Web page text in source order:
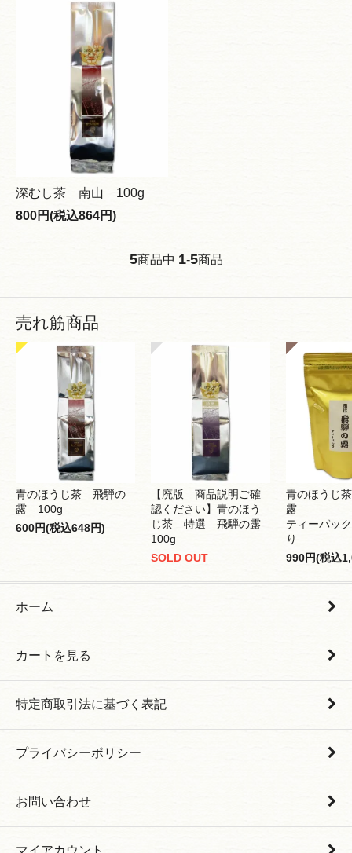
深むし茶 南山 100g
800円(税込864円)
5商品中 1-5商品
売れ筋商品
青のほうじ茶 飛騨の
露 100g
600円(税込648円)
【廃版 商品説明ご確
認ください】青のほう
じ茶 特選 飛騨の露
100g
SOLD OUT
青のほうじ
露
ティーパッ
り
990円(税込
ホーム
カートを見る
特定商取引法に基づく表記
プライバシーポリシー
お問い合わせ